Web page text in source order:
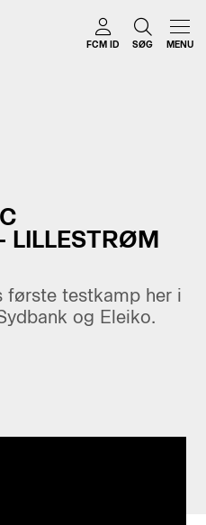
FCM ID SØG MENU
LILLESTRØM
første testkamp her i
og Eleiko.